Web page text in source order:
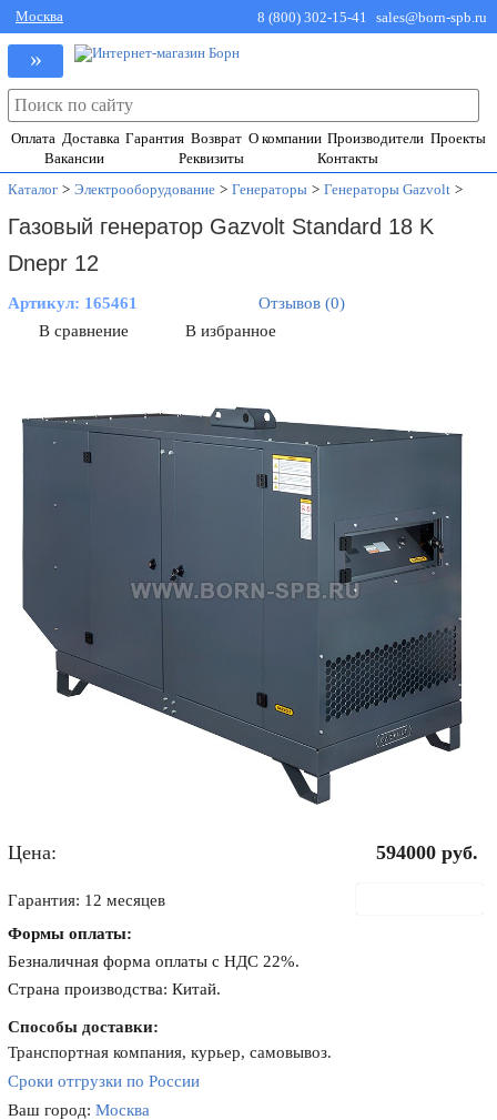
Москва 8 (800) 302-15-41 sales@born-spb.ru
»
Оплата Доставка Гарантия Возврат О компании Производители Проекты
Вакансии
Реквизиты
Контакты
Каталог > Электрооборудование > Генераторы > Генераторы Gazvolt >
Газовый генератор Gazvolt Standard 18 K
Dnepr 12
Артикул: 165461
Отзывов (0)
В сравнение
В избранное
Цена: 594000 руб.
Гарантия: 12 месяцев
Формы оплаты:
Безналичная форма оплаты с НДС 22%.
Страна производства: Китай.
Способы доставки:
Транспортная компания, курьер, самовывоз.
Сроки отгрузки по России
Ваш город:Москва